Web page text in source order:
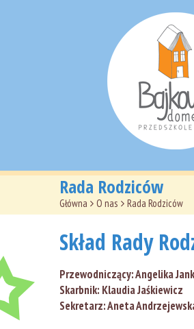
Rada Rodziców
Główna > O nas > Rada Rodziców
Skład Rady
Przewodniczący: Angelika
Skarbnik: Klaudia Jaśkiewicz
Sekretarz: Aneta